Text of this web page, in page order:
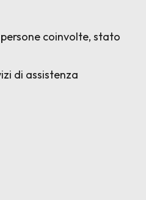
coinvolte, stato
di assistenza